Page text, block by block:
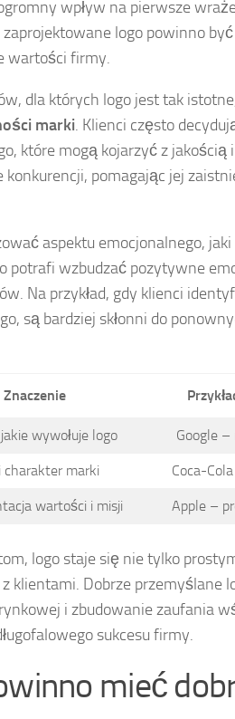
wpływ na pierwsze
logo powinno
wartości firmy.
dla których logo jest tak
marki. Klienci często
które mogą kojarzyć z jakością
pomagając jej
aspektu emocjonalnego, jaki
potrafi wzbudzać pozytywne
Na przykład, gdy klienci
są bardziej skłonni do
Znaczenie
wywołuje logo Google
charakter marki Coca-
wartości i misji Apple –
logo staje się nie tylko
klientami. Dobrze przemyślane
i zbudowanie zaufania
sukcesu firmy.
mieć